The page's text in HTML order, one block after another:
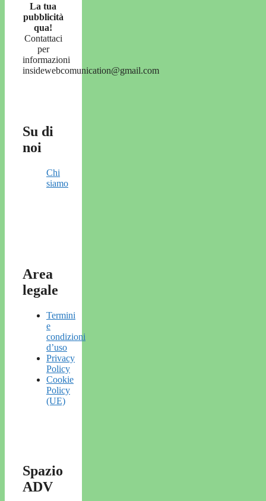
La tua
pubblicità
qua!
Contattaci
per
informazioni
insidewebcomunication@gmail.com
Su di
noi
Chi
siamo
Area
legale
Termini
e
condizioni
d’uso
Privacy
Policy
Cookie
Policy
(UE)
Spazio
ADV